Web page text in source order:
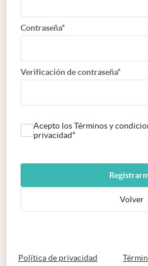
Contraseña*
Verificación de contraseña*
Acepto los Términos y
privacidad*
Volver
Política de privacidad abre en